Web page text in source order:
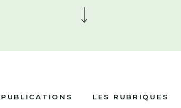
LES RUBRIQUES